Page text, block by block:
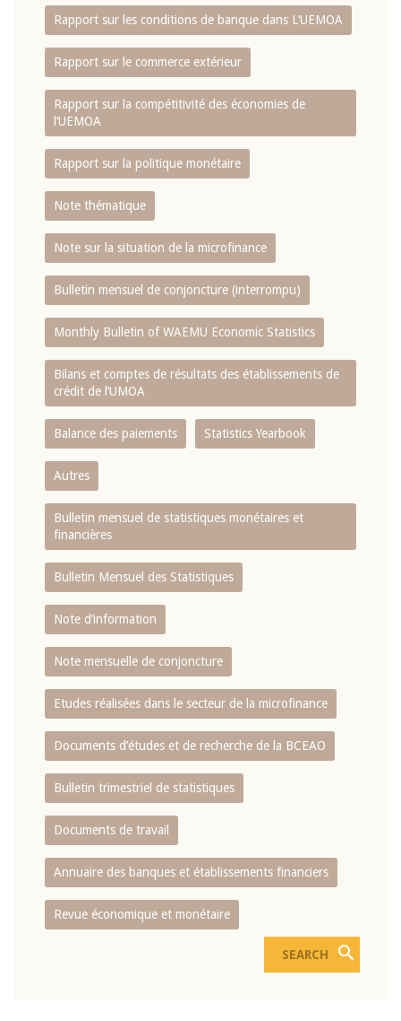
Rapport sur les conditions de banque dans L‘UEMOA
Rapport sur le commerce extérieur
Rapport sur la compétitivité des économies de
l‘UEMOA
Rapport sur la politique monétaire
Note thématique
Note sur la situation de la microfinance
Bulletin mensuel de conjoncture (interrompu)
Monthly Bulletin of WAEMU Economic Statistics
Bilans et comptes de résultats des établissements de
crédit de l‘UMOA
Balance des paiements Statistics Yearbook
Autres
Bulletin mensuel de statistiques monétaires et
financières
Bulletin Mensuel des Statistiques
Note d’information
Note mensuelle de conjoncture
Etudes réalisées dans le secteur de la microfinance
Documents d’études et de recherche de la BCEAO
Bulletin trimestriel de statistiques
Documents de travail
Annuaire des banques et établissements financiers
Revue économique et monétaire